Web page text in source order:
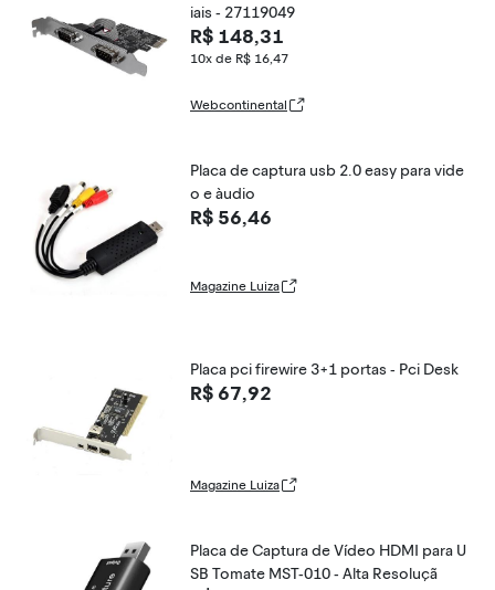
iais - 27119049
R$ 148,31
10x de R$ 16,47
Webcontinental
Placa de captura usb 2.0 easy para vide
o e àudio
R$ 56,46
Magazine Luiza
Placa pci firewire 3+1 portas - Pci Desk
R$ 67,92
Magazine Luiza
Placa de Captura de Vídeo HDMI para U
SB Tomate MST-010 - Alta Resoluçã